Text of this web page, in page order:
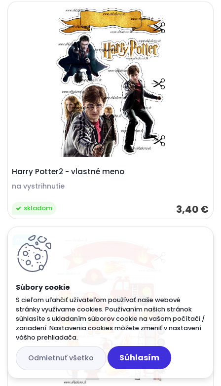
S cieľom uľahčiť užívateľom používať naše webové
stránky využívame cookies. Používaním našich stránok
súhlasíte s ukladaním súborov cookie na vašom počítači /
zariadení. Nastavenia cookies môžete zmeniť v nastavení
vášho prehliadača.
Odmietnuť všetko Súhlasím
Harry Potter2 - vlastné meno
na vystrihnutie
3,40 €
skladom
novinka